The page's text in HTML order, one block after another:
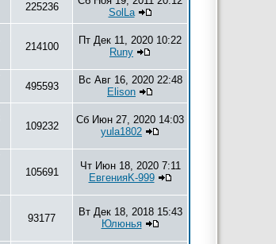
225236
SolLa
214100
Пт Дек 11, 2020 10:22
Runy
495593
Вс Авг 16, 2020 22:48
Elison
109232
Сб Июн 27, 2020 14:03
yula1802
105691
Чт Июн 18, 2020 7:11
ЕвгенияK-999
93177
Вт Дек 18, 2018 15:43
Юлюнья